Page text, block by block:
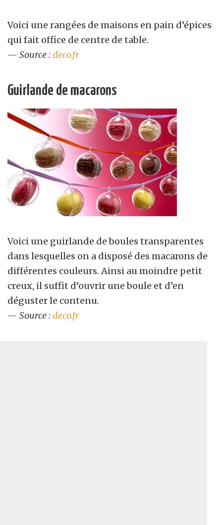
Voici une rangées de maisons en pain d’épices
qui fait office de centre de table.
— Source:deco.fr
Guirlande de macarons
Voici une guirlande de boules transparentes
dans lesquelles on a disposé des macarons de
différentes couleurs. Ainsi au moindre petit
creux, il suffit d’ouvrir une boule et d’en
déguster le contenu.
— Source:deco.fr